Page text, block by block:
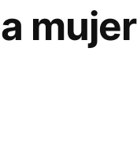
mujer